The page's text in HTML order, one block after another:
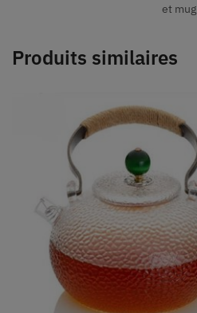
et mug
Produits similaires